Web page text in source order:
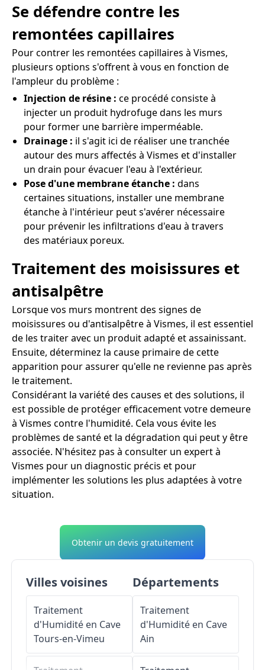
Se défendre contre les
remontées capillaires
Pour contrer les remontées capillaires à Vismes,
plusieurs options s'offrent à vous en fonction de
l'ampleur du problème :
Injection de résine : ce procédé consiste à
injecter un produit hydrofuge dans les murs
pour former une barrière imperméable.
Drainage : il s'agit ici de réaliser une tranchée
autour des murs affectés à Vismes et d'installer
un drain pour évacuer l'eau à l'extérieur.
Pose d'une membrane étanche : dans
certaines situations, installer une membrane
étanche à l'intérieur peut s'avérer nécessaire
pour prévenir les infiltrations d'eau à travers
des matériaux poreux.
Traitement des moisissures et
antisalpêtre
Lorsque vos murs montrent des signes de
moisissures ou d'antisalpêtre à Vismes, il est essentiel
de les traiter avec un produit adapté et assainissant.
Ensuite, déterminez la cause primaire de cette
apparition pour assurer qu'elle ne revienne pas après
le traitement.
Considérant la variété des causes et des solutions, il
est possible de protéger efficacement votre demeure
à Vismes contre l'humidité. Cela vous évite les
problèmes de santé et la dégradation qui peut y être
associée. N'hésitez pas à consulter un expert à
Vismes pour un diagnostic précis et pour
implémenter les solutions les plus adaptées à votre
situation.
Obtenir un devis gratuitement
Villes voisines
Traitement
d'Humidité en Cave
Tours-en-Vimeu
Départements
Traitement
d'Humidité en Cave
Ain